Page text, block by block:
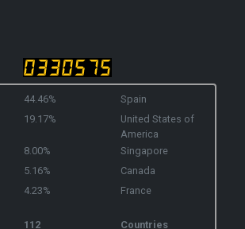
44.46%
Spain
19.17%
United States of
America
8.00%
Singapore
5.16%
Canada
4.23%
France
112 Countries